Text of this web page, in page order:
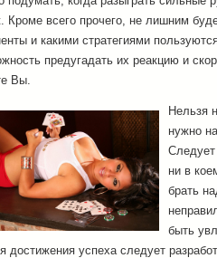
всего прочего, не лишним
и какими стратегиями
предугадать их реакцию и
Вы.
Нельзя
нужно
Следует
ни в
брать
быть
достижения успеха следует